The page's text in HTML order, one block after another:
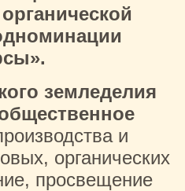
земледелия
и
органических
просвещение